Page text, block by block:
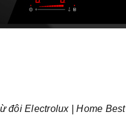
đôi Electrolux | Home Best